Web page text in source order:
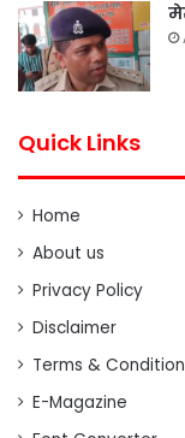
Quick Links
Home
About us
Privacy Policy
Disclaimer
Terms &
E-Magazine